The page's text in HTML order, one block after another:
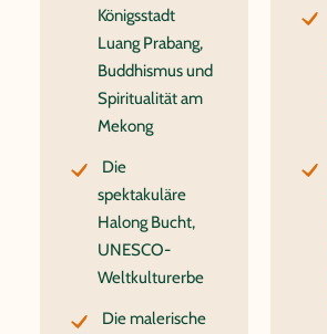
Königsstadt
Luang Prabang,
Buddhismus und
Spiritualität am
Mekong
Die
spektakuläre
Halong Bucht,
UNESCO-
Weltkulturerbe
Die malerische